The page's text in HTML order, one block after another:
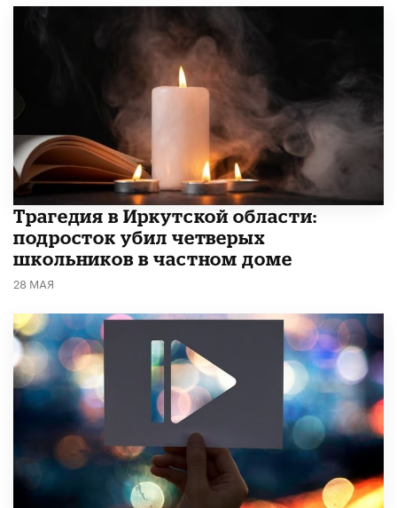
Трагедия в Иркутской области:
подросток убил четверых
школьников в частном доме
28 МАЯ